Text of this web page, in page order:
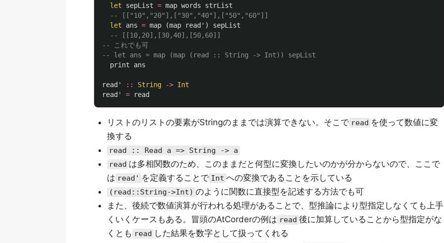
let
sepList = map words
strList
-- [["10","20"],["30","40"],["50","60"]]
let
ans = map (map read' )
sepList
-- [[10,20],[30,40],[50,60]]
-- これでも可
-- let ans = map (map (read :: String -> Int)) sepList
print
ans
read' :: String -> Int
read'
= read
リストのリストの要素がStringのままでは演算できない。そこで read を使って数値に変
換する
read :: Read a => String -> a
read は多相関数のため、このままだと何型に変換したいのかが分からないので、ここで
は read' を定義することで Int への変換であることを示している
(read::String->Int) のように関数に直接型を記述する方法でも可
また、後続で数値演算が行われる処理があることで、型推論により型指定しなくても上手
くいくケースもある。冒頭のAtCorderの例は read 後に加算していることから型指定がな
くとも read した結果を数字として扱ってくれる